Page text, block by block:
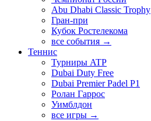
Abu Dhabi Classic Trophy
Гран-при
Кубок Ростелекома
все события →
Теннис
Турниры ATP
Dubai Duty Free
Dubai Premier Padel P1
Ролан Гаррос
Уимблдон
все игры →